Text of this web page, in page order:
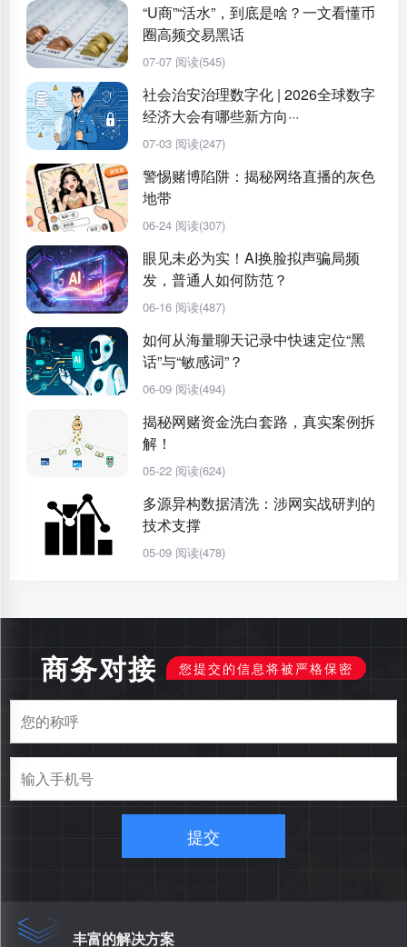
“U商”“活水”，到底是啥？一文看懂币
圈高频交易黑话
07-07 阅读(545)
社会治安治理数字化 | 2026全球数字
经济大会有哪些新方向···
07-03 阅读(247)
警惕赌博陷阱：揭秘网络直播的灰色
地带
06-24 阅读(307)
眼见未必为实！AI换脸拟声骗局频
发，普通人如何防范？
06-16 阅读(487)
如何从海量聊天记录中快速定位“黑
话”与“敏感词”？
06-09 阅读(494)
揭秘网赌资金洗白套路，真实案例拆
解！
05-22 阅读(624)
多源异构数据清洗：涉网实战研判的
技术支撑
05-09 阅读(478)
商务对接 您提交的信息将被严格保密
提交
丰富的解决方案